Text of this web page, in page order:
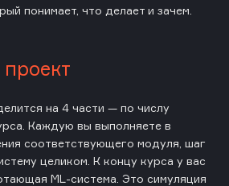
понимает, что делает и зачем.
на 4 части — по числу
Каждую вы выполняете в
соответствующего модуля, шаг
целиком. К концу курса у вас
ML-система. Это симуляция